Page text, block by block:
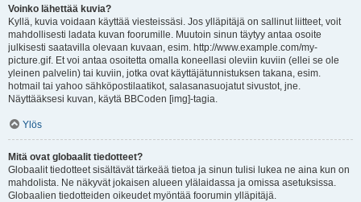
Voinko lähettää kuvia?
Kyllä, kuvia voidaan käyttää viesteissäsi. Jos ylläpitäjä on sallinut liitteet, voit
mahdollisesti ladata kuvan foorumille. Muutoin sinun täytyy antaa osoite
julkisesti saatavilla olevaan kuvaan, esim. http://www.example.com/my-
picture.gif. Et voi antaa osoitetta omalla koneellasi oleviin kuviin (ellei se ole
yleinen palvelin) tai kuviin, jotka ovat käyttäjätunnistuksen takana, esim.
hotmail tai yahoo sähköpostilaatikot, salasanasuojatut sivustot, jne.
Näyttääksesi kuvan, käytä BBCoden [img]-tagia.
Ylös
Mitä ovat globaalit tiedotteet?
Globaalit tiedotteet sisältävät tärkeää tietoa ja sinun tulisi lukea ne aina kun on
mahdolista. Ne näkyvät jokaisen alueen ylälaidassa ja omissa asetuksissa.
Globaalien tiedotteiden oikeudet myöntää foorumin ylläpitäjä.